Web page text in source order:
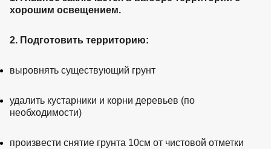
хорошим освещением.
2. Подготовить территорию:
выровнять существующий грунт
удалить кустарники и корни деревьев (по
необходимости)
произвести снятие грунта 10см от чистовой отметки